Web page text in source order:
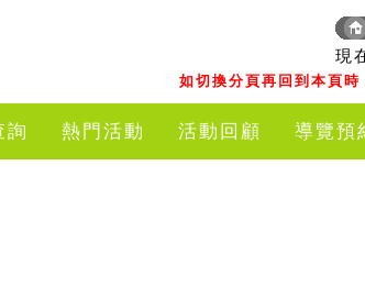
現
如切換分頁再回到本頁
詢 熱門活動 活動回顧 導覽預